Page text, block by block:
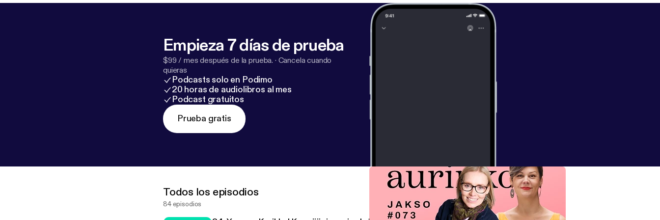
Seuraa podcastia Instagramissa: www.instagram.com/arkeajaaurinkoa [https://www.ins
https://www.arkeajaaurinkoa.com/palaute
Empieza 7 días de prueba
$99 / mes después de la prueba. · Cancela cuando
quieras
Podcasts solo en Podimo
20 horas de audiolibros al mes
Podcast gratuitos
Prueba gratis
Todos los episodios
84 episodios